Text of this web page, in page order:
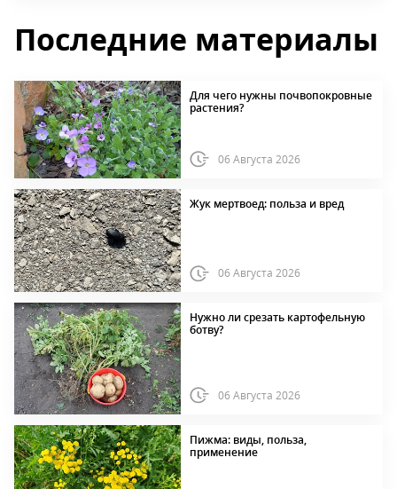
Последние материалы
Для чего нужны почвопокровные
растения?
06 Августа 2026
Жук мертвоед: польза и вред
06 Августа 2026
Нужно ли срезать картофельную
ботву?
06 Августа 2026
Пижма: виды, польза,
применение